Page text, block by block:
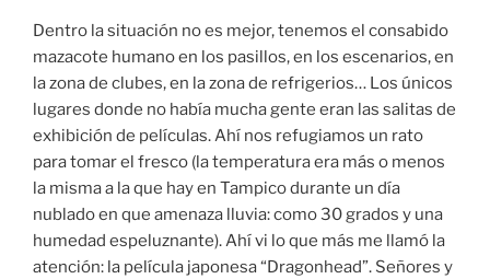
Dentro la situación no es mejor, tenemos el consabido
mazacote humano en los pasillos, en los escenarios, en
la zona de clubes, en la zona de refrigerios… Los únicos
lugares donde no había mucha gente eran las salitas de
exhibición de películas. Ahí nos refugiamos un rato
para tomar el fresco (la temperatura era más o menos
la misma a la que hay en Tampico durante un día
nublado en que amenaza lluvia: como 30 grados y una
humedad espeluznante). Ahí vi lo que más me llamó la
atención: la película japonesa “Dragonhead”. Señores y